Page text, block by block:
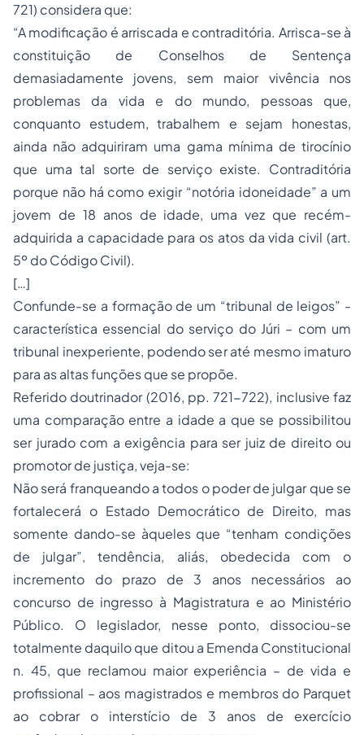
721) considera que:
“A modificação é arriscada e contraditória. Arrisca-se à
constituição de Conselhos de Sentença
demasiadamente jovens, sem maior vivência nos
problemas da vida e do mundo, pessoas que,
conquanto estudem, trabalhem e sejam honestas,
ainda não adquiriram uma gama mínima de tirocínio
que uma tal sorte de serviço existe. Contraditória
porque não há como exigir “notória idoneidade” a um
jovem de 18 anos de idade, uma vez que recém-
adquirida a capacidade para os atos da vida civil (art.
5º do Código Civil).
[…]
Confunde-se a formação de um “tribunal de leigos” -
característica essencial do serviço do Júri – com um
tribunal inexperiente, podendo ser até mesmo imaturo
para as altas funções que se propõe.
Referido doutrinador (2016, pp. 721-722), inclusive faz
uma comparação entre a idade a que se possibilitou
ser jurado com a exigência para ser juiz de direito ou
promotor de justiça, veja-se:
Não será franqueando a todos o poder de julgar que se
fortalecerá o Estado Democrático de Direito, mas
somente dando-se àqueles que “tenham condições
de julgar”, tendência, aliás, obedecida com o
incremento do prazo de 3 anos necessários ao
concurso de ingresso à Magistratura e ao Ministério
Público. O legislador, nesse ponto, dissociou-se
totalmente daquilo que ditou a Emenda Constitucional
n. 45, que reclamou maior experiência – de vida e
profissional – aos magistrados e membros do Parquet
ao cobrar o interstício de 3 anos de exercício